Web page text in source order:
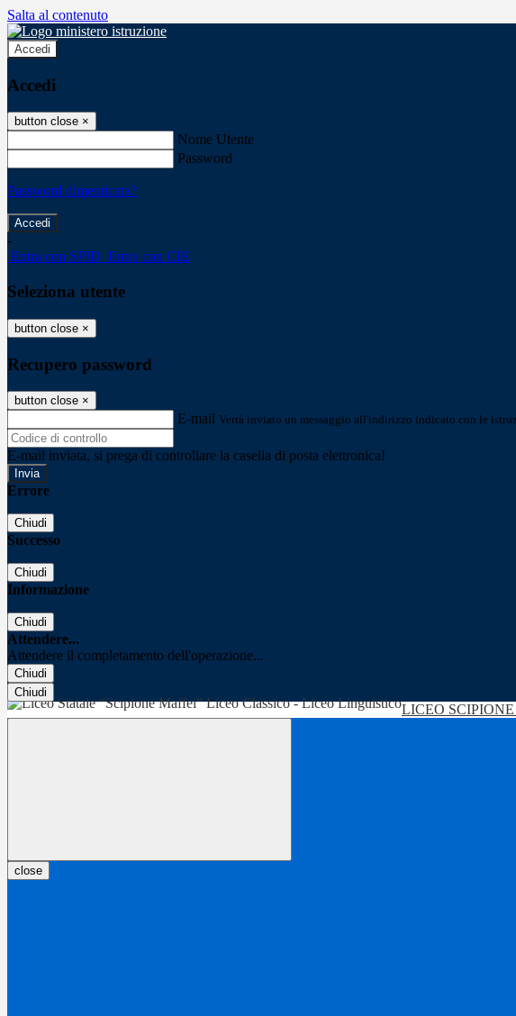
Salta al contenuto
Accedi
Accedi
button close ×
Nome Utente
Password
Password dimenticata?
-
Entra con SPID Entra con CIE
Seleziona utente
button close ×
Recupero password
button close ×
E-mail Verrà inviato un messaggio all'indirizzo indicato con le
E-mail inviata, si prega di controllare la casella di posta elettronica!
Errore
Chiudi
Successo
Chiudi
Informazione
Chiudi
Attendere...
Attendere il completamento dell'operazione...
Chiudi
Chiudi
LICEO
close